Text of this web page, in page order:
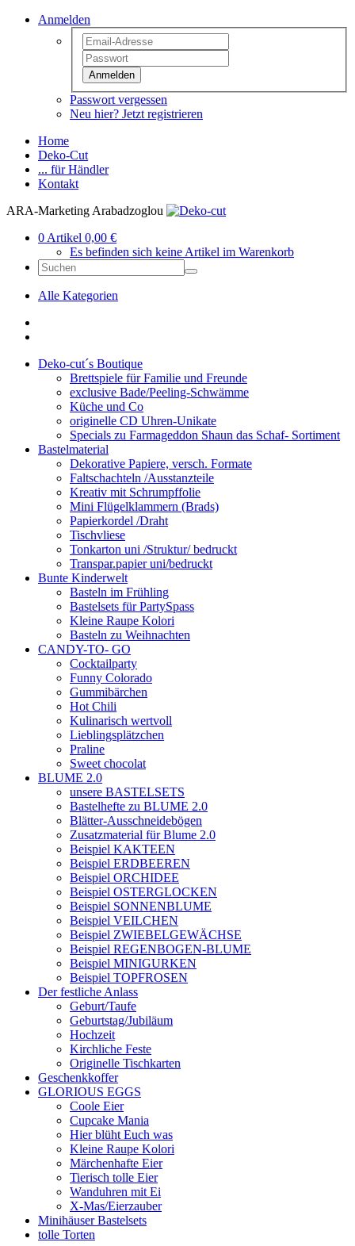
Anmelden
Anmelden
Passwort vergessen
Neu hier? Jetzt registrieren
Home
Deko-Cut
... für Händler
Kontakt
ARA-Marketing Arabadzoglou
0 Artikel 0,00 €
Es befinden sich keine Artikel im Warenkorb
Alle Kategorien
Deko-cut´s Boutique
Brettspiele für Familie und Freunde
exclusive Bade/Peeling-Schwämme
Küche und Co
originelle CD Uhren-Unikate
Specials zu Farmageddon Shaun das Schaf- Sortiment
Bastelmaterial
Dekorative Papiere, versch. Formate
Faltschachteln /Ausstanzteile
Kreativ mit Schrumpffolie
Mini Flügelklammern (Brads)
Papierkordel /Draht
Tischvliese
Tonkarton uni /Struktur/ bedruckt
Transpar.papier uni/bedruckt
Bunte Kinderwelt
Basteln im Frühling
Bastelsets für PartySpass
Kleine Raupe Kolori
Basteln zu Weihnachten
CANDY-TO- GO
Cocktailparty
Funny Colorado
Gummibärchen
Hot Chili
Kulinarisch wertvoll
Lieblingsplätzchen
Praline
Sweet chocolat
BLUME 2.0
unsere BASTELSETS
Bastelhefte zu BLUME 2.0
Blätter-Ausschneidebögen
Zusatzmaterial für Blume 2.0
Beispiel KAKTEEN
Beispiel ERDBEEREN
Beispiel ORCHIDEE
Beispiel OSTERGLOCKEN
Beispiel SONNENBLUME
Beispiel VEILCHEN
Beispiel ZWIEBELGEWÄCHSE
Beispiel REGENBOGEN-BLUME
Beispiel MINIGURKEN
Beispiel TOPFROSEN
Der festliche Anlass
Geburt/Taufe
Geburtstag/Jubiläum
Hochzeit
Kirchliche Feste
Originelle Tischkarten
Geschenkkoffer
GLORIOUS EGGS
Coole Eier
Cupcake Mania
Hier blüht Euch was
Kleine Raupe Kolori
Märchenhafte Eier
Tierisch tolle Eier
Wanduhren mit Ei
X-Mas/Eierzauber
Minihäuser Bastelsets
tolle Torten